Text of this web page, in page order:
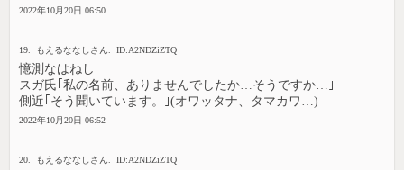
2022年10月20日 06:50
19. もえるななしさん. ID:A2NDZiZTQ
憶測なはねし
スガ氏｢私の名前、ありませんでしたか…そうですか…｣
側近｢そう聞いています。｣(オワッタナ、タマカワ…)
2022年10月20日 06:52
20. もえるななしさん. ID:A2NDZiZTQ